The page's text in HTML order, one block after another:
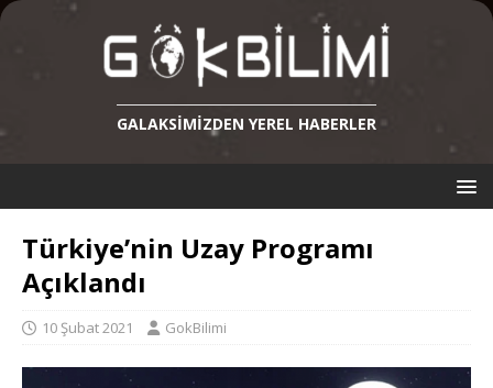
GALAKSIMIZDEN YEREL HABERLER
Türkiye’nin Uzay Programı
Açıklandı
10 Şubat 2021 GokBilimi